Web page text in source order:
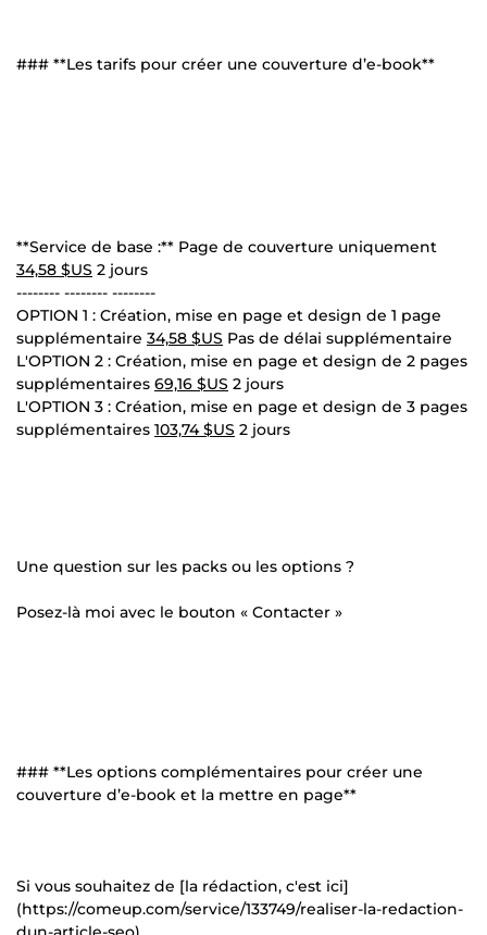
### **Les tarifs pour créer une couverture d’e-book**
**Service de base :** Page de couverture uniquement
34,58 $US 2 jours
-------- -------- --------
OPTION 1 : Création, mise en page et design de 1 page
supplémentaire 34,58 $US Pas de délai supplémentaire
L'OPTION 2 : Création, mise en page et design de 2 pages
supplémentaires 69,16 $US 2 jours
L'OPTION 3 : Création, mise en page et design de 3 pages
supplémentaires 103,74 $US 2 jours
Une question sur les packs ou les options ?
Posez-là moi avec le bouton « Contacter »
### **Les options complémentaires pour créer une
couverture d’e-book et la mettre en page**
Si vous souhaitez de [la rédaction, c'est ici]
(https://comeup.com/service/133749/realiser-la-redaction-